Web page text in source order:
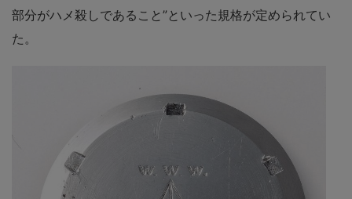
部分がハメ殺しであること”といった規格が定められてい
た。